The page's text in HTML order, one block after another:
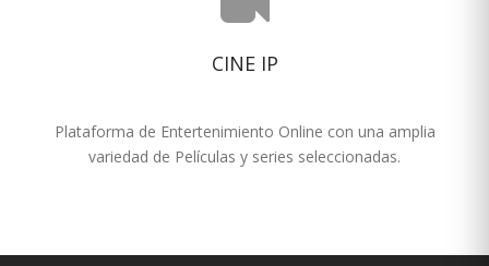
CINE IP
Plataforma de Entertenimiento Online con una amplia
variedad de Películas y series seleccionadas.